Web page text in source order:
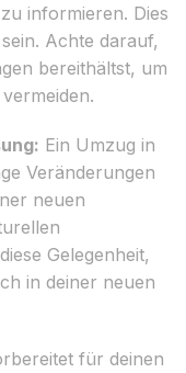
informieren. Dies
Achte darauf,
bereithältst, um
Ein Umzug in
Veränderungen
neuen
Gelegenheit,
in deiner neuen
für deinen